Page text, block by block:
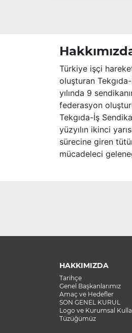
Türkiye işçi
oluşturan
yılında 9
federasyon
Tekgıda-İş
yüzyılın ikinci
sürecine giren
mücadeleci
HAKKIMIZDA
Tarihçe
Genel Başkanlarımız
Amaç ve Hedefler
SON GENEL KURUL
Logo ve Kurumsal
Tüzüğümüz